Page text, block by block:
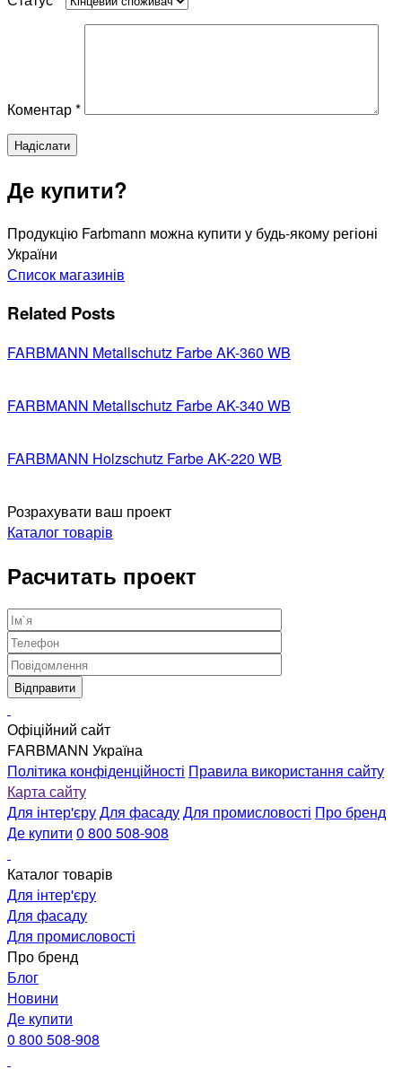
Коментар*
Де купити?
Продукцію Farbmann можна купити у будь-якому регіоні
України
Список магазинів
Related Posts
FARBMANN Metallschutz Farbe AK-360 WB
FARBMANN Metallschutz Farbe AK-340 WB
FARBMANN Holzschutz Farbe AK-220 WB
Розрахувати ваш проект
Каталог товарів
Расчитать проект
Офіційний сайт
FARBMANN Україна
Політика конфіденційності Правила використання сайту
Карта сайту
Для інтер'єруДля фасадуДля промисловості Про бренд
Де купити 0 800 508-908
Каталог товарів
Для інтер'єру
Для фасаду
Для промисловості
Про бренд
Блог
Новини
Де купити
0 800 508-908